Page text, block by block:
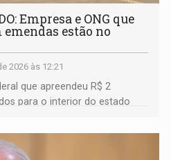
Empresa e ONG que
emendas estão no
2026 às 12:21
que apreendeu R$ 2
para o interior do estado
deputado federal do União